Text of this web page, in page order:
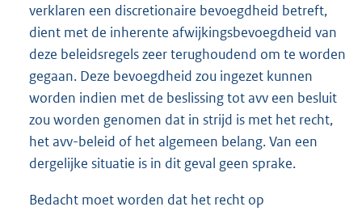
verklaren een discretionaire bevoegdheid betreft,
dient met de inherente afwijkingsbevoegdheid van
deze beleidsregels zeer terughoudend om te worden
gegaan. Deze bevoegdheid zou ingezet kunnen
worden indien met de beslissing tot avv een besluit
zou worden genomen dat in strijd is met het recht,
het avv-beleid of het algemeen belang. Van een
dergelijke situatie is in dit geval geen sprake.
Bedacht moet worden dat het recht op